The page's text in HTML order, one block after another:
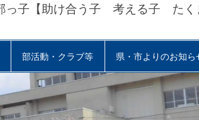
子【助け合う子 考える子 たく
部活動・クラブ等 県・市よりのお知ら